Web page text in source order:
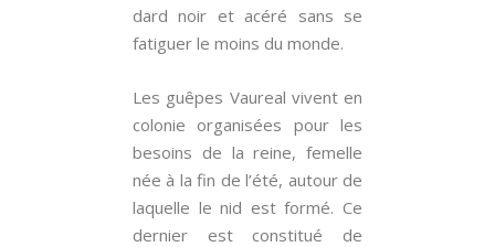
dard noir et acéré sans se
fatiguer le moins du monde.
Les guêpes Vaureal vivent en
colonie organisées pour les
besoins de la reine, femelle
née à la fin de l’été, autour de
laquelle le nid est formé. Ce
dernier est constitué de